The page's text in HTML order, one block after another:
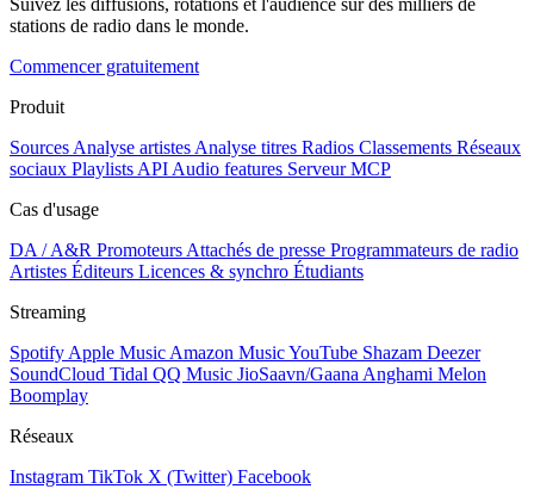
stations de radio dans le monde.
Commencer gratuitement
Produit
Sources Analyse artistes Analyse titres Radios Classements Réseaux
sociaux Playlists API Audio features Serveur MCP
Cas d'usage
DA / A&R Promoteurs Attachés de presse Programmateurs de radio
Artistes Éditeurs Licences & synchro Étudiants
Streaming
Spotify Apple Music Amazon MusicYouTube Shazam Deezer
SoundCloud Tidal QQ Music JioSaavn/Gaana Anghami Melon
Boomplay
Réseaux
Instagram TikTok X (Twitter) Facebook